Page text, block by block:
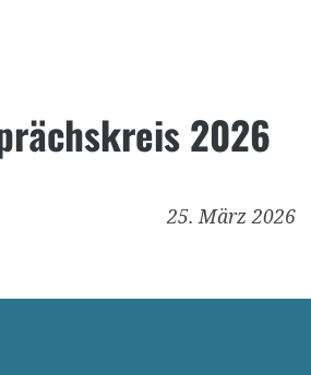
2026
25. März 2026